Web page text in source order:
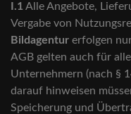
I.1 Alle Angebote,
Vergabe von
Bildagentur erfolgen
AGB gelten auch für
Unternehmern (nach §
darauf hinweisen
Speicherung und